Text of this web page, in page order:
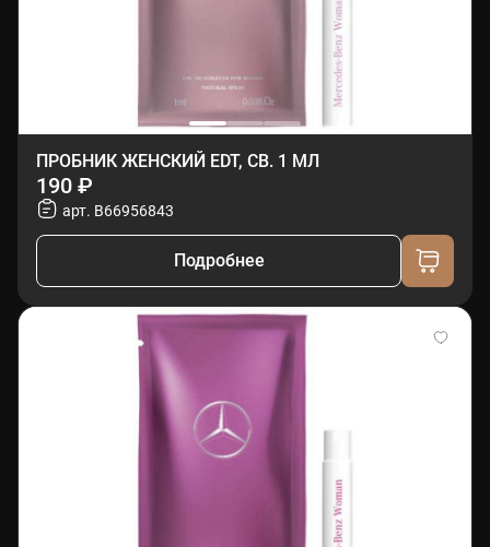
ПРОБНИК ЖЕНСКИЙ EDT, СВ. 1 МЛ
190 ₽
арт. B66956843
Подробнее